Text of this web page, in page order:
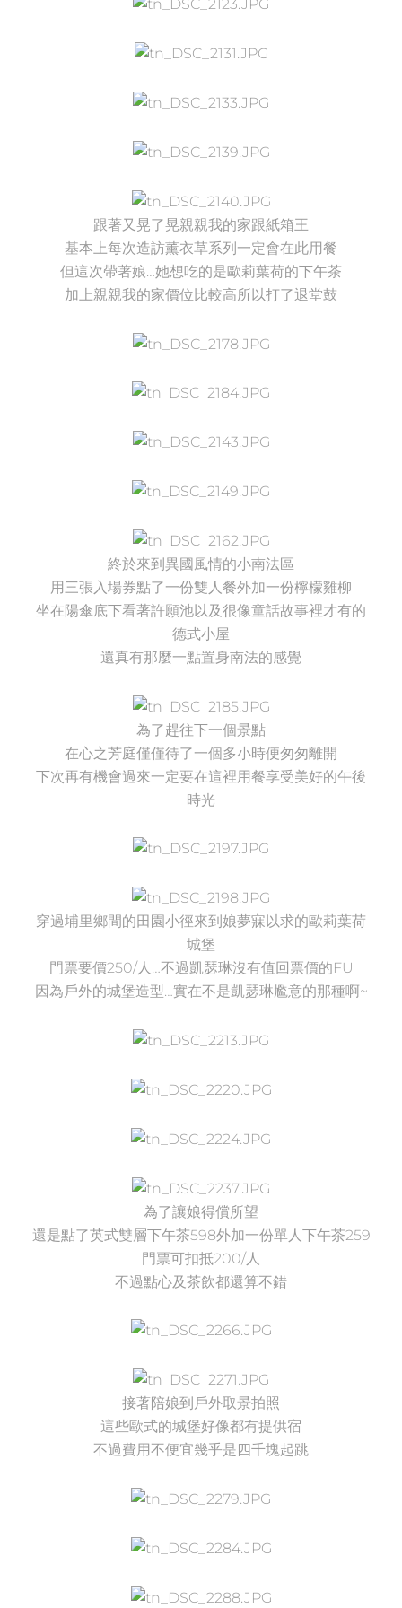
跟著又晃了晃親親我的家跟紙箱王
基本上每次造訪薰衣草系列一定會在此用餐
但這次帶著娘…她想吃的是歐莉葉荷的下午茶
加上親親我的家價位比較高所以打了退堂鼓
終於來到異國風情的小南法區
用三張入場券點了一份雙人餐外加一份檸檬雞柳
坐在陽傘底下看著許願池以及很像童話故事裡才有的
德式小屋
還真有那麼一點置身南法的感覺
為了趕往下一個景點
在心之芳庭僅僅待了一個多小時便匆匆離開
下次再有機會過來一定要在這裡用餐享受美好的午後
時光
穿過埔里鄉間的田園小徑來到娘夢寐以求的歐莉葉荷
城堡
門票要價250/人…不過凱瑟琳沒有值回票價的FU
因為戶外的城堡造型…實在不是凱瑟琳尷意的那種啊~
為了讓娘得償所望
還是點了英式雙層下午茶598外加一份單人下午茶259
門票可扣抵200/人
不過點心及茶飲都還算不錯
接著陪娘到戶外取景拍照
這些歐式的城堡好像都有提供宿
不過費用不便宜幾乎是四千塊起跳